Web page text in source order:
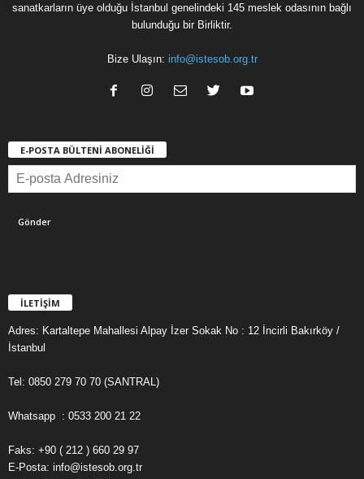
sanatkarların üye olduğu İstanbul genelindeki 145 meslek odasının bağlı
bulunduğu bir Birliktir.
Bize Ulaşın: info@istesob.org.tr
E-POSTA BÜLTENİ ABONELİĞİ
İLETİŞİM
Adres: Kartaltepe Mahallesi Alpay İzer Sokak No : 12 İncirli Bakırköy /
İstanbul
Tel: 0850 279 70 70 (SANTRAL)
Whatsapp : 0533 200 21 22
Faks: +90 ( 212 ) 660 29 97
E-Posta: info@istesob.org.tr